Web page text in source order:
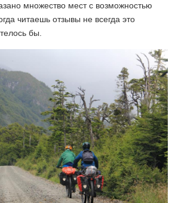
множество мест с возможностью
читаешь отзывы не всегда это
бы.